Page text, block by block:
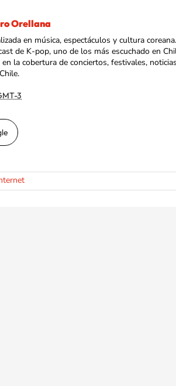
Orellana
en música, espectáculos y cultura
de K-pop, uno de los más escuchado en
la cobertura de conciertos, festivales,
3